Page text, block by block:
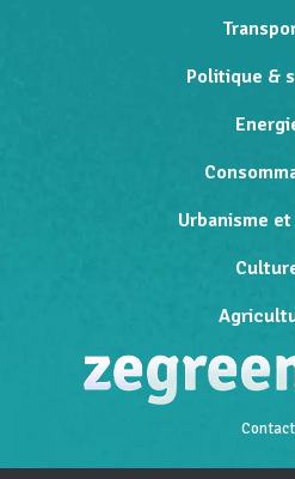
Politique &
Urbanisme
Contact